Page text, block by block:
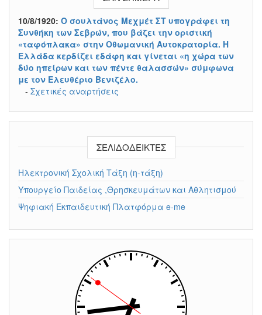
10/8/1920: Ο σουλτάνος Μεχμέτ ΣΤ υπογράφει τη
Συνθήκη των Σεβρών, που βάζει την οριστική
«ταφόπλακα» στην Οθωμανική Αυτοκρατορία. Η
Ελλάδα κερδίζει εδάφη και γίνεται «η χώρα των
δύο ηπείρων και των πέντε θαλασσών» σύμφωνα
με τον Ελευθέριο Βενιζέλο.
- Σχετικές αναρτήσεις
ΣΕΛΙΔΟΔΕΊΚΤΕΣ
Ηλεκτρονική Σχολική Τάξη (η-τάξη)
Υπουργείο Παιδείας ,Θρησκευμάτων και Αθλητισμού
Ψηφιακή Εκπαιδευτική Πλατφόρμα e-me